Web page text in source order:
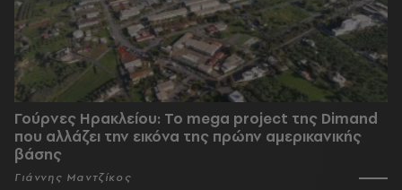
Γούρνες Ηρακλείου: To mega project της Dimand
που αλλάζει την εικόνα της πρώην αμερικανικής
βάσης
Γιάννης Μαντζίκος